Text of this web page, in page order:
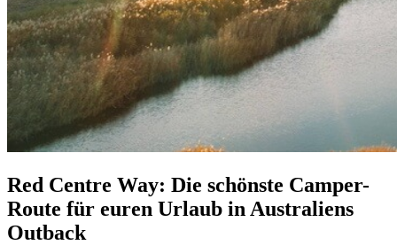
Red Centre Way: Die schönste Camper-
Route für euren Urlaub in Australiens
Outback